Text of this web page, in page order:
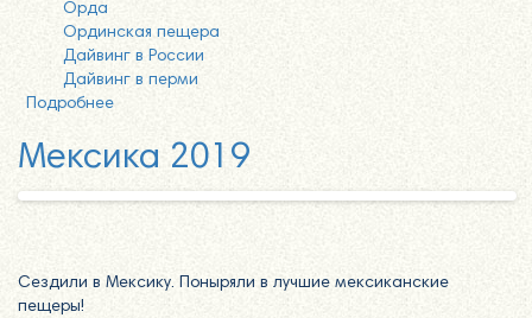
Орда
Ординская пещера
Дайвинг в России
Дайвинг в перми
Подробнее
Мексика 2019
Сездили в Мексику. Поныряли в лучшие мексиканские
пещеры!